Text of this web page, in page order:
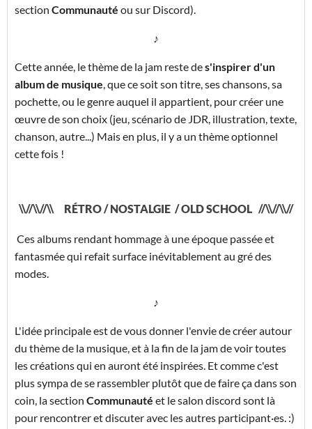
section Communauté ou sur Discord).
♪
Cette année, le thème de la jam reste des'inspirer d'un
album de musique, que ce soit son titre, ses chansons, sa
pochette, ou le genre auquel il appartient, pour créer une
œuvre de son choix (jeu, scénario de JDR, illustration, texte,
chanson, autre...) Mais en plus, il y a un thème optionnel
cette fois !
\\//\\//\\ RÉTRO / NOSTALGIE / OLD SCHOOL //\\//\\//
Ces albums rendant hommage à une époque passée et
fantasmée qui refait surface inévitablement au gré des
modes.
♪
L'idée principale est de vous donner l'envie de créer autour
du thème de la musique, et à la fin de la jam de voir toutes
les créations qui en auront été inspirées. Et comme c'est
plus sympa de se rassembler plutôt que de faire ça dans son
coin, la section Communauté et le salon discord sont là
pour rencontrer et discuter avec les autres participant·es. :)